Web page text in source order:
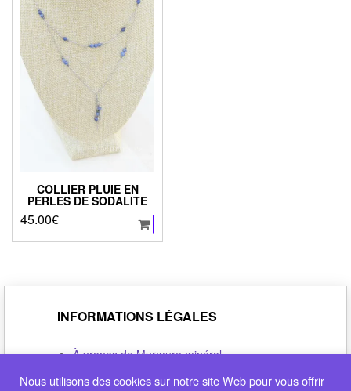
COLLIER PLUIE EN
PERLES DE SODALITE
45.00€
INFORMATIONS LÉGALES
À propos de Murmure minéral
Conditions générales de vente
Nous utilisons des cookies sur notre site Web pour vous offrir